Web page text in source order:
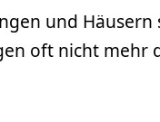
und
oft nicht mehr